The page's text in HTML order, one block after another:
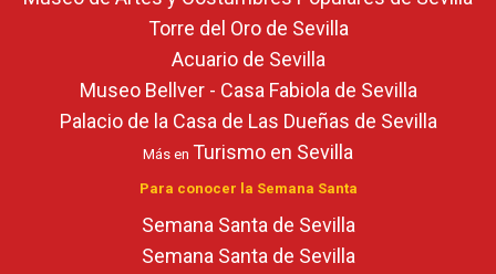
Torre del Oro de Sevilla
Acuario de Sevilla
Museo Bellver - Casa Fabiola de Sevilla
Palacio de la Casa de Las Dueñas de Sevilla
Más en Turismo en Sevilla
Para conocer la Semana Santa
Semana Santa de Sevilla
Semana Santa de Sevilla